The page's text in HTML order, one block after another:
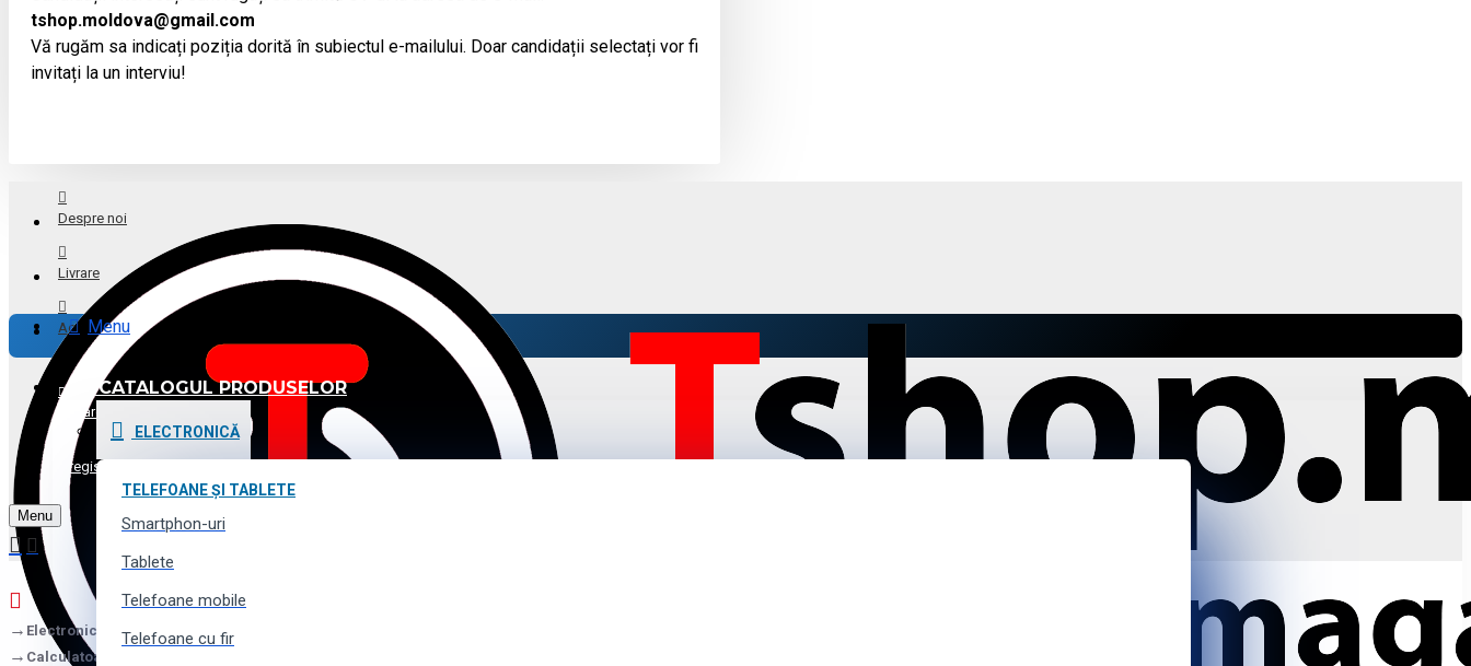
tshop.moldova@gmail.com
Vă rugăm sa indicați poziția dorită în subiectul e-mailului. Doar candidații selectați vor fi
invitați la un interviu!
Despre noi
Livrare
Achitare
Promoții și Reduceri
Voucher cadou
Contacte
Menu
CATALOGUL PRODUSELOR
ELECTRONICĂ
TELEFOANE ȘI TABLETE
Smartphon-uri
Tablete
Telefoane mobile
Telefoane cu fir
Logare
Înregistrare
Menu
Electronică
Calculatoare și laptopuri